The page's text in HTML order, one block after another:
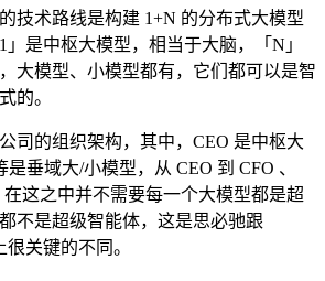
术路线是构建 1+N 的分布式大模型
是中枢大模型，相当于大脑，「N」
大模型、小模型都有，它们都可以是智
的。
的组织架构，其中，CEO 是中枢大
垂域大/小模型，从 CEO 到 CFO 、
这之中并不需要每一个大模型都是超
不是超级智能体，这是思必驰跟
关键的不同。